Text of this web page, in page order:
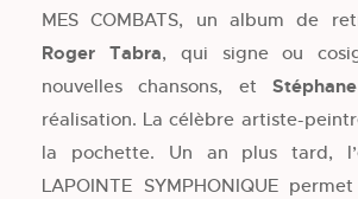
MES COMBATS, un album de
Roger Tabra, qui signe ou
nouvelles chansons, et
réalisation. La célèbre artiste-
la pochette. Un an plus tard,
LAPOINTE SYMPHONIQUE